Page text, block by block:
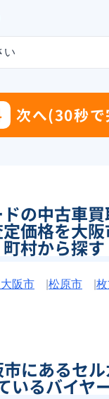
い
次へ(30秒で
の中古車
価格を大
町村から探す
阪市 松原市
にあるセ
いるバイヤ